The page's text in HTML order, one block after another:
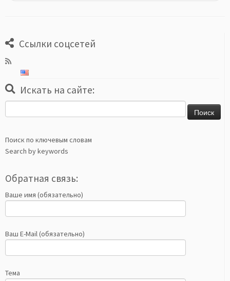
Ссылки соцсетей
Искать на сайте:
Поиск по ключевым словам
Search by keywords
Обратная связь:
Ваше имя (обязательно)
Ваш E-Mail (обязательно)
Тема